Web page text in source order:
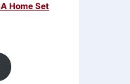
Home Set